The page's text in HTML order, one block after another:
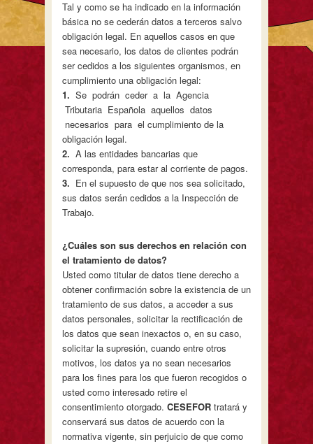
Tal y como se ha indicado en la información
básica no se cederán datos a terceros salvo
obligación legal. En aquellos casos en que
sea necesario, los datos de clientes podrán
ser cedidos a los siguientes organismos, en
cumplimiento una obligación legal:
1. Se podrán ceder a la Agencia
Tributaria Española aquellos datos
necesarios para el cumplimiento de la
obligación legal.
2. A las entidades bancarias que
corresponda, para estar al corriente de pagos.
3. En el supuesto de que nos sea solicitado,
sus datos serán cedidos a la Inspección de
Trabajo.
¿Cuáles son sus derechos en relación con
el tratamiento de datos?
Usted como titular de datos tiene derecho a
obtener confirmación sobre la existencia de un
tratamiento de sus datos, a acceder a sus
datos personales, solicitar la rectificación de
los datos que sean inexactos o, en su caso,
solicitar la supresión, cuando entre otros
motivos, los datos ya no sean necesarios
para los fines para los que fueron recogidos o
usted como interesado retire el
consentimiento otorgado. CESEFOR tratará y
conservará sus datos de acuerdo con la
normativa vigente, sin perjuicio de que como